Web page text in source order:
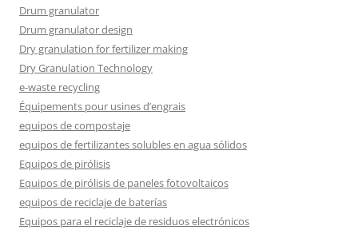
Drum granulator
Drum granulator design
Dry granulation for fertilizer making
Dry Granulation Technology
e-waste recycling
Équipements pour usines d’engrais
equipos de compostaje
equipos de fertilizantes solubles en agua sólidos
Equipos de pirólisis
Equipos de pirólisis de paneles fotovoltaicos
equipos de reciclaje de baterías
Equipos para el reciclaje de residuos electrónicos